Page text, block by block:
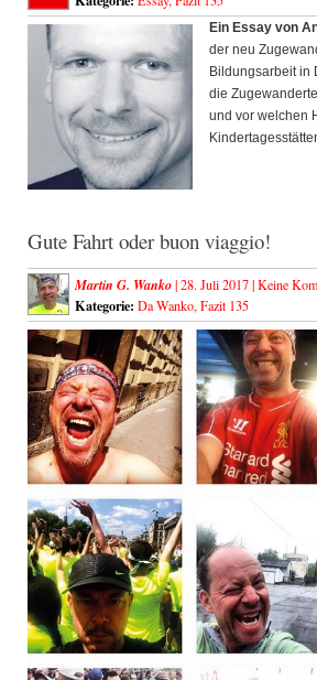
Ein Essay von
der neu
Bildungsarbeit in
die
und vor welchen
Gute Fahrt oder buon viaggio!
Martin G. Wanko| 28. Juli 2017 |Keine
Kategorie: Da Wanko, Fazit 135